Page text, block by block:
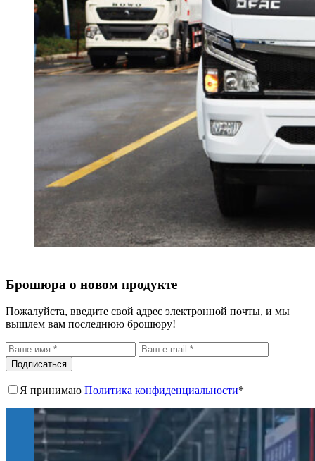
Брошюра о новом продукте
Пожалуйста, введите свой адрес электронной почты, и мы
вышлем вам последнюю брошюру!
Подписаться
Я принимаю Политика конфиденциальности*